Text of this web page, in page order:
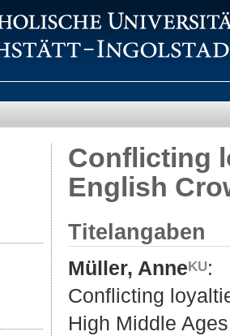
Conflicting
English
Titelangaben
Müller, Anne
:
Conflicting
High Middle